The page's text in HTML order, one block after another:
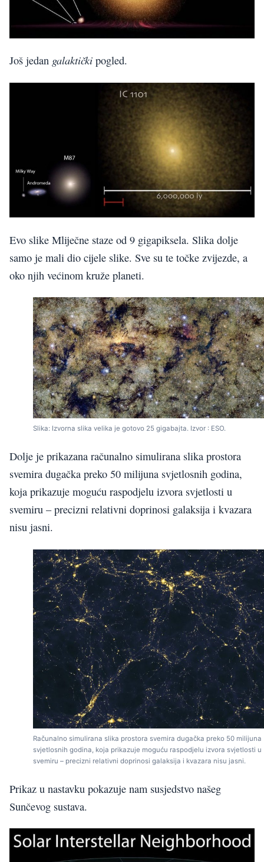
Još jedan galaktički pogled.
Evo slike Mliječne staze od 9 gigapiksela. Slika dolje
samo je mali dio cijele slike. Sve su te točke zvijezde, a
oko njih većinom kruže planeti.
Slika: Izvorna slika velika je gotovo 25 gigabajta. Izvor : ESO.
Dolje je prikazana računalno simulirana slika prostora
svemira dugačka preko 50 milijuna svjetlosnih godina,
koja prikazuje moguću raspodjelu izvora svjetlosti u
svemiru – precizni relativni doprinosi galaksija i kvazara
nisu jasni.
Računalno simulirana slika prostora svemira dugačka preko 50 milijuna
svjetlosnih godina, koja prikazuje moguću raspodjelu izvora svjetlosti u
svemiru – precizni relativni doprinosi galaksija i kvazara nisu jasni.
Prikaz u nastavku pokazuje nam susjedstvo našeg
Sunčevog sustava.